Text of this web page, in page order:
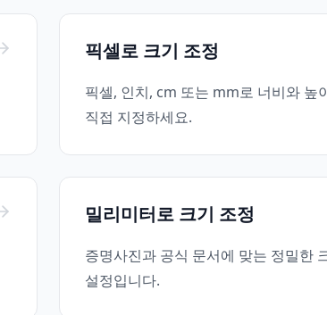
픽셀로 크기 조정
픽셀, 인치, cm 또는 mm로 너비와 높
직접 지정하세요.
밀리미터로 크기 조정
증명사진과 공식 문서에 맞는 정밀한
설정입니다.